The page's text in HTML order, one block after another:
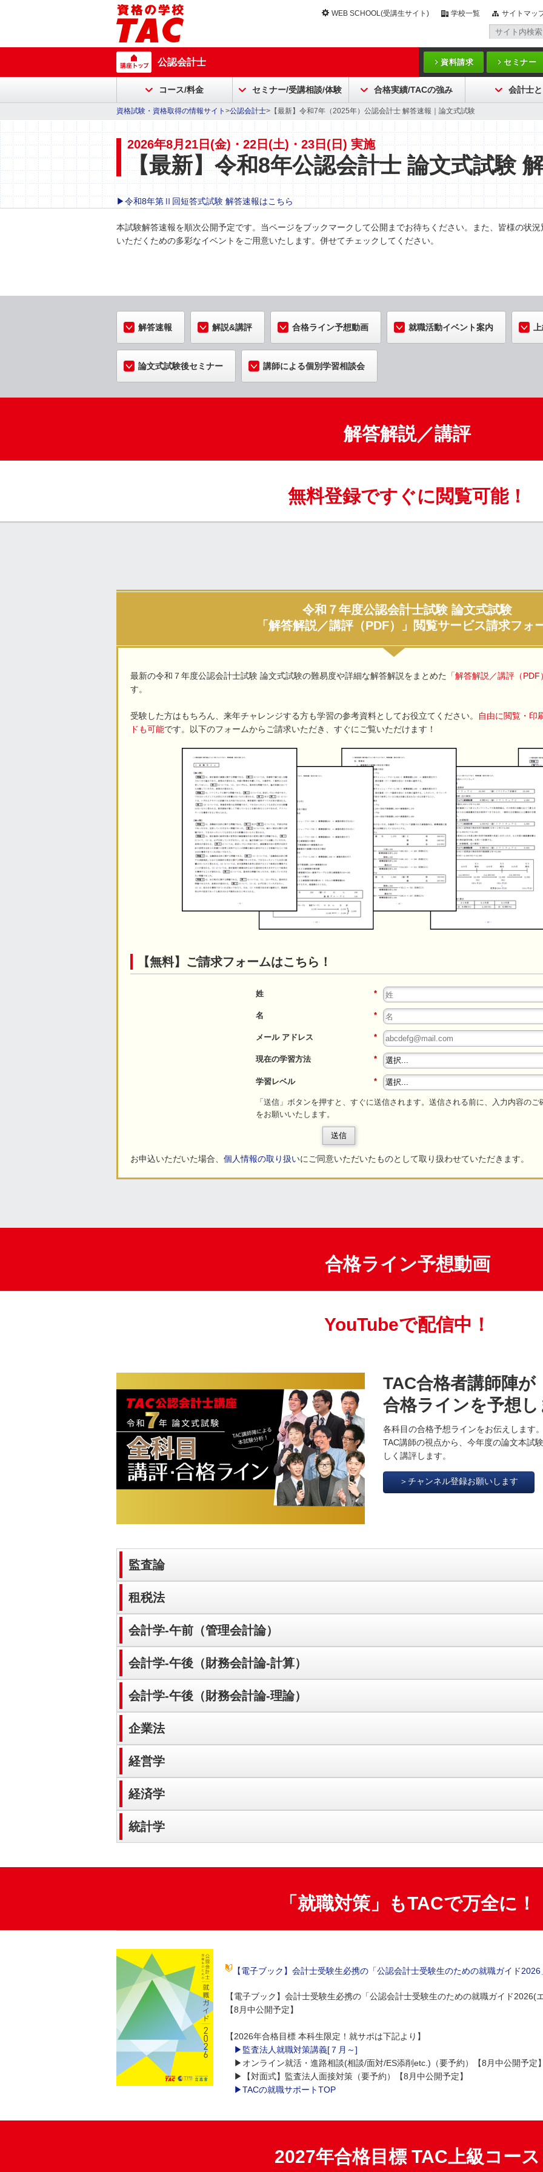
WEB SCHOOL(受講生サイト) 学校一覧 サイトマッ
公認会計士 資料請求 セミナー
コース/料金 セミナー/受講相談/体験 合格実績/TACの強み 会計士
資格試験・資格取得の情報サイト >公認会計士>【最新】令和7年（2025年）公認会計士 解答速報｜論文式試験
2026年8月21日(金)・22日(土)・23日(日) 実施
【最新】令和8年公認会計士 論文式試験
▶令和8年第Ⅱ回短答式試験 解答速報はこちら
本試験解答速報を順次公開予定です。当ページをブックマークして公開までお待ちください。また、皆様の状
いただくための多彩なイベントをご用意いたします。併せてチェックしてください。
解答速報 解説&講評 合格ライン予想動画 就職活動イベント案内
論文式試験後セミナー 講師による個別学習相談会
解答解説／講評
無料登録ですぐに閲覧可能！
令和７年度公認会計士試験 論文式試験
「解答解説／講評（PDF）」閲覧サービス請求フォ
最新の令和７年度公認会計士試験 論文式試験の難易度や詳細な解答解説をまとめた
「解答解説／講評（PDF
す。
受験した方はもちろん、来年チャレンジする方も学習の参考資料としてお役立てください。
自由に閲覧・印
ドも可能です。以下のフォームからご請求いただき、すぐにご覧いただけます！
【無料】ご請求フォームはこちら！
*
姓
*
名
*
メール アドレス
*
現在の学習方法
*
学習レベル
「送信」ボタンを押すと、すぐに送信されます。送信される前に、入力内容のご
をお願いいたします。
送信
お申込いただいた場合、 個人情報の取り扱いにご同意いただいたものとして取り扱わせていただきます。
合格ライン予想動画
YouTubeで配信中！
TAC合格者講師陣が
合格ラインを予想
各科目の合格予想ラインをお伝えします
TAC講師の視点から、今年度の論文本試
しく講評します。
＞チャンネル登録お願いします
監査論
租税法
会計学-午前（管理会計論）
会計学-午後（財務会計論-計算）
会計学-午後（財務会計論-理論）
企業法
経営学
経済学
統計学
「就職対策」もTACで万全に！
【電子ブック】会計士受験生必携の「公認会計士受験生のための就職ガイド2026
【電子ブック】会計士受験生必携の「公認会計士受験生のための就職ガイド2026(
【8月中公開予定】
【2026年合格目標 本科生限定！就サポは下記より】
▶監査法人就職対策講義[７月～]
▶オンライン就活・進路相談(相談/面対/ES添削etc.)（要予約）【8月中公開予定
▶【対面式】監査法人面接対策（要予約）【8月中公開予定】
▶TACの就職サポートTOP
2027年合格目標 TAC上級コース